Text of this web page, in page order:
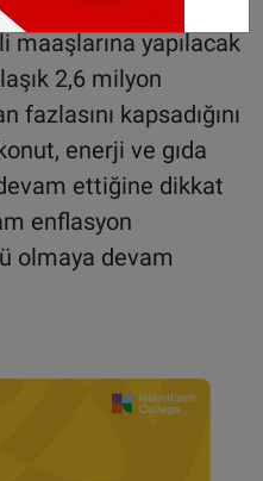
Korosec, 6 bin 930
yapılacak
2,6 milyon
fazlasını kapsadığını
enerji ve gıda
ettiğine dikkat
enflasyon
olmaya devam